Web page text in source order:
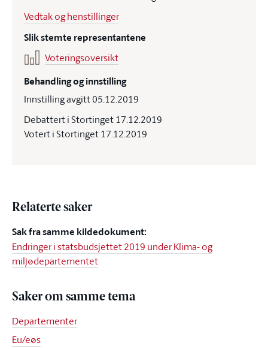
Vedtak og henstillinger
Slik stemte representantene
Voteringsoversikt
Behandling og innstilling
Innstilling avgitt 05.12.2019
Debattert i Stortinget 17.12.2019
Votert i Stortinget 17.12.2019
Relaterte saker
Sak fra samme kildedokument:
Endringer i statsbudsjettet 2019 under Klima- og
miljødepartementet
Saker om samme tema
Departementer
Eu/eøs